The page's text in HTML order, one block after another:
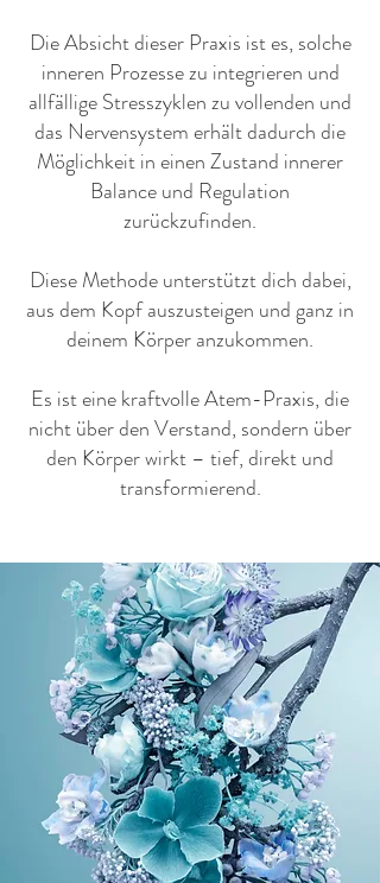
Die Absicht dieser Praxis ist es, solche
inneren Prozesse zu integrieren und
allfällige Stresszyklen zu vollenden und
das Nervensystem erhält dadurch die
Möglichkeit in einen Zustand innerer
Balance und Regulation
zurückzufinden.
Diese Methode unterstützt dich dabei,
aus dem Kopf auszusteigen und ganz in
deinem Körper anzukommen.
Es ist eine kraftvolle Atem-Praxis, die
nicht über den Verstand, sondern über
den Körper wirkt – tief, direkt und
transformierend.